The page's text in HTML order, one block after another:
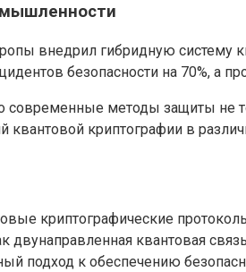
внедрил гибридную систему
безопасности на 70%, а
современные методы защиты не
квантовой криптографии в
криптографические
квантовая
подход к обеспечению